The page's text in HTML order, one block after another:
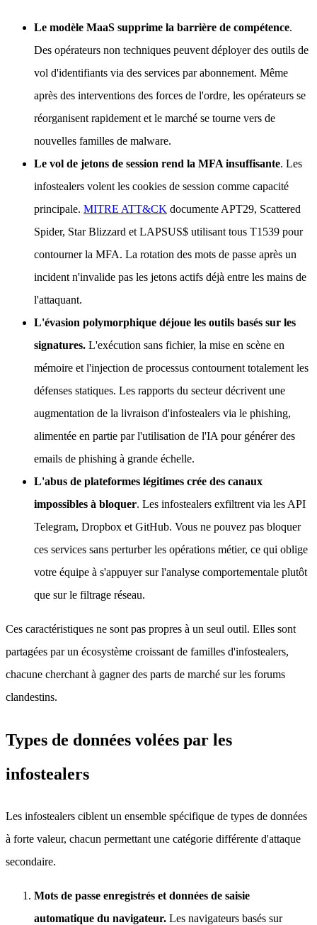
Le modèle MaaS supprime la barrière de compétence.
Des opérateurs non techniques peuvent déployer des outils de
vol d'identifiants via des services par abonnement. Même
après des interventions des forces de l'ordre, les opérateurs se
réorganisent rapidement et le marché se tourne vers de
nouvelles familles de malware.
Le vol de jetons de session rend la MFA insuffisante. Les
infostealers volent les cookies de session comme capacité
principale. MITRE ATT&CK documente APT29, Scattered
Spider, Star Blizzard et LAPSUS$ utilisant tous T1539 pour
contourner la MFA. La rotation des mots de passe après un
incident n'invalide pas les jetons actifs déjà entre les mains de
l'attaquant.
L'évasion polymorphique déjoue les outils basés sur les
signatures. L'exécution sans fichier, la mise en scène en
mémoire et l'injection de processus contournent totalement les
défenses statiques. Les rapports du secteur décrivent une
augmentation de la livraison d'infostealers via le phishing,
alimentée en partie par l'utilisation de l'IA pour générer des
emails de phishing à grande échelle.
L'abus de plateformes légitimes crée des canaux
impossibles à bloquer. Les infostealers exfiltrent via les API
Telegram, Dropbox et GitHub. Vous ne pouvez pas bloquer
ces services sans perturber les opérations métier, ce qui oblige
votre équipe à s'appuyer sur l'analyse comportementale plutôt
que sur le filtrage réseau.
Ces caractéristiques ne sont pas propres à un seul outil. Elles sont
partagées par un écosystème croissant de familles d'infostealers,
chacune cherchant à gagner des parts de marché sur les forums
clandestins.
Types de données volées par les
infostealers
Les infostealers ciblent un ensemble spécifique de types de données
à forte valeur, chacun permettant une catégorie différente d'attaque
secondaire.
Mots de passe enregistrés et données de saisie
automatique du navigateur. Les navigateurs basés sur